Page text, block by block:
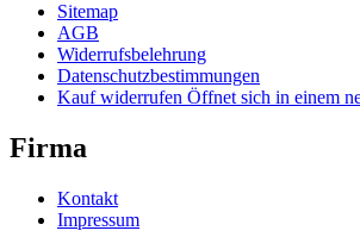
Sitemap
AGB
Widerrufsbelehrung
Datenschutzbestimmungen
Kauf widerrufen Öffnet sich in einem
Firma
Kontakt
Impressum